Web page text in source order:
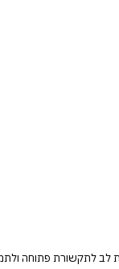
לב לתקשורת פתוחה